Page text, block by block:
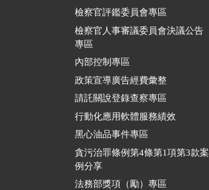
檢察官評鑑委員會專區
檢察官人事審議委員會決議公告
專區
內部控制專區
政策宣導廣告經費彙整
請託關說登錄查察專區
行動化應用軟體服務績效
黑心油品事件專區
貪污治罪條例第4條第1項第3款案
例分享
法務部獎項（勵）專區